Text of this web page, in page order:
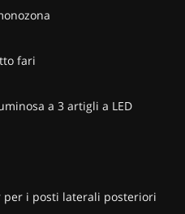
fari
a 3 artigli a LED
per i posti laterali posteriori